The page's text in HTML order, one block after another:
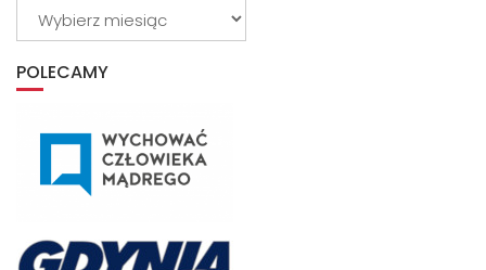
POLECAMY